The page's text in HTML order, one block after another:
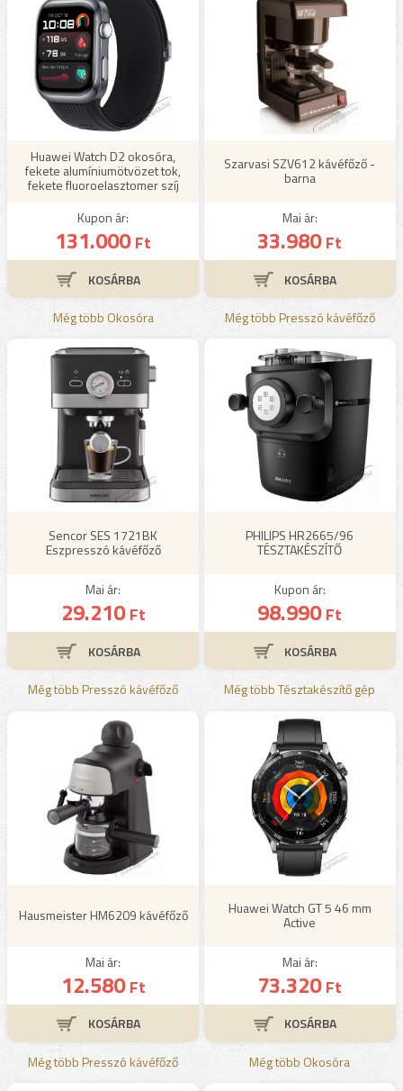
Huawei Watch D2 okosóra,
fekete alumíniumötvözet tok,
fekete fluoroelasztomer szíj
Kupon ár:
131.000Ft
Még több Okosóra
Szarvasi SZV612 kávéfőző -
barna
Mai ár:
33.980Ft
Még több Presszó kávéfőző
Sencor SES 1721BK
Eszpresszó kávéfőző
Mai ár:
29.210Ft
Még több Presszó kávéfőző
PHILIPS HR2665/96
TÉSZTAKÉSZÍTŐ
Kupon ár:
98.990Ft
Még több Tésztakészítő gép
Hausmeister HM6209 kávéfőző
Mai ár:
12.580Ft
Még több Presszó kávéfőző
Huawei Watch GT 5 46 mm
Active
Mai ár:
73.320Ft
Még több Okosóra